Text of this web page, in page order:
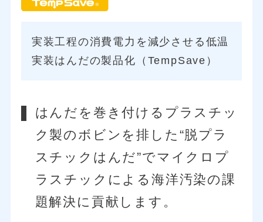
実装工程の消費電力を減少させる 低温
実装はんだの製品化（TempSave）
はんだを巻き付けるプラスチッ
ク製のボビンを排した“脱プラ
スチックはんだ”でマイクロプ
ラスチックによる海洋汚染の課
題解決に貢献します。